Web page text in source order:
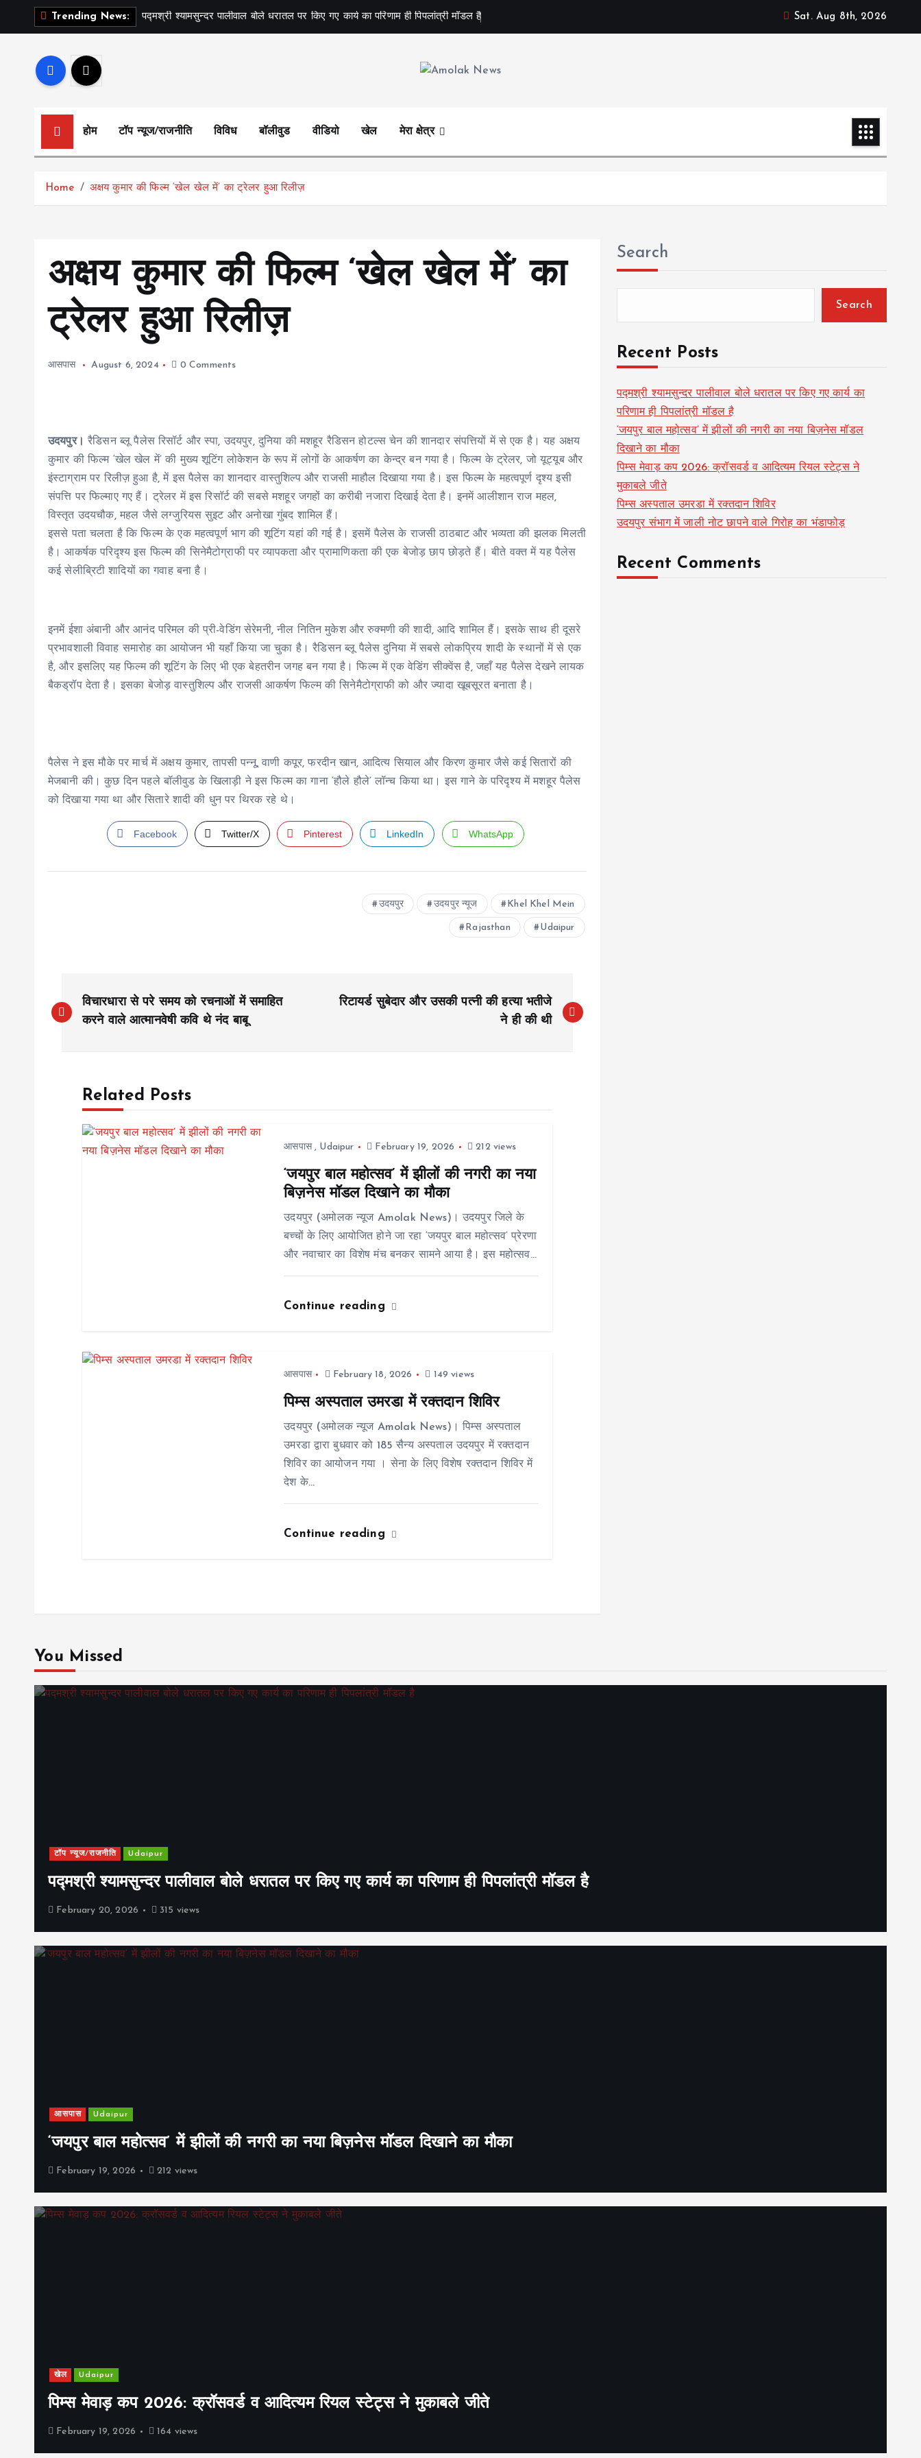
Trending News: पद्मश्री श्यामसुन्दर पालीवाल बोले धरातल पर किए गए कार्य का परिणाम ही पिपलांत्री मॉडल है Sat. Aug 8th, 2026
होम टॉप न्यूज/राजनीति विविध बॉलीवुड वीडियो खेल मेरा क्षेत्र
Home अक्षय कुमार की फिल्म ‘खेल खेल में’ का ट्रेलर हुआ रिलीज़
अक्षय कुमार की फिल्म ‘खेल खेल में’ का
ट्रेलर हुआ रिलीज़
आसपास August 6, 2024 0 Comments
उदयपुर।रैडिसन ब्लू पैलेस रिसॉर्ट और स्पा, उदयपुर, दुनिया की मशहूर रैडिसन होटल्स चेन की शानदार संपत्तियों में से एक है। यह अक्षय
कुमार की फिल्म ‘खेल खेल में’ की मुख्य शूटिंग लोकेशन के रूप में लोगों के आकर्षण का केन्द्र बन गया है। फिल्म के ट्रेलर, जो यूट्यूब और
इंस्टाग्राम पर रिलीज़ हुआ है, में इस पैलेस का शानदार वास्तुशिल्प और राजसी माहौल दिखाया गया है। इस फिल्म के महत्वपूर्ण दृश्य इसी
संपत्ति पर फिल्माए गए हैं। ट्रेलर में इस रिसॉर्ट की सबसे मशहूर जगहों का करीबी नजारा दिखाई देता है। इनमें आलीशान राज महल,
विस्तृत उदयचौक, महल जैसे लग्जुरियस सुइट और अनोखा गुंबद शामिल हैं।
इससे पता चलता है कि फिल्म के एक महत्वपूर्ण भाग की शूटिंग यहां की गई है। इसमें पैलेस के राजसी ठाठबाट और भव्यता की झलक मिलती
है। आकर्षक परिदृश्य इस फिल्म की सिनेमैटोग्राफी पर व्यापकता और प्रामाणिकता की एक बेजोड़ छाप छोड़ते हैं। बीते वक्त में यह पैलेस
कई सेलीब्रिटी शादियों का गवाह बना है।
इनमें ईशा अंबानी और आनंद परिमल की प्री-वेडिंग सेरेमनी, नील नितिन मुकेश और रुक्मणी की शादी, आदि शामिल हैं। इसके साथ ही दूसरे
प्रभावशाली विवाह समारोह का आयोजन भी यहाँ किया जा चुका है। रैडिसन ब्लू पैलेस दुनिया में सबसे लोकप्रिय शादी के स्थानों में से एक
है, और इसलिए यह फिल्म की शूटिंग के लिए भी एक बेहतरीन जगह बन गया है। फिल्म में एक वेडिंग सीक्वेंस है, जहाँ यह पैलेस देखने लायक
बैकड्रॉप देता है। इसका बेजोड़ वास्तुशिल्प और राजसी आकर्षण फिल्म की सिनेमैटोग्राफी को और ज्यादा खूबसूरत बनाता है।
पैलेस ने इस मौके पर मार्च में अक्षय कुमार, तापसी पन्नू, वाणी कपूर, फरदीन खान, आदित्य सियाल और किरण कुमार जैसे कई सितारों की
मेजबानी की। कुछ दिन पहले बॉलीवुड के खिलाड़ी ने इस फिल्म का गाना ‘हौले हौले’ लॉन्च किया था। इस गाने के परिदृश्य में मशहूर पैलेस
को दिखाया गया था और सितारे शादी की धुन पर थिरक रहे थे।
Facebook Twitter/X Pinterest LinkedIn WhatsApp
उदयपुर उदयपुर न्यूज Khel Khel Mein
Rajasthan Udaipur
o
विचारधारा से परे समय को रचनाओं में समाहित
करने वाले आत्मानवेषी कवि थे नंद बाबू
रिटायर्ड सुबेदार और उसकी पत्नी की हत्या भतीजे
ने ही की थी
Related Posts
आसपास, Udaipur February 19, 2026 212 views
‘जयपुर बाल महोत्सव’ में झीलों की नगरी का नया
बिज़नेस मॉडल दिखाने का मौका
उदयपुर (अमोलक न्यूज Amolak News)। उदयपुर जिले के
बच्चों के लिए आयोजित होने जा रहा ‘जयपुर बाल महोत्सव’ प्रेरणा
और नवाचार का विशेष मंच बनकर सामने आया है। इस महोत्सव…
Continue reading
आसपास February 18, 2026 149 views
पिम्स अस्पताल उमरडा में रक्तदान शिविर
उदयपुर (अमोलक न्यूज Amolak News)। पिम्स अस्पताल
उमरडा द्वारा बुधवार को 185 सैन्य अस्पताल उदयपुर में रक्तदान
शिविर का आयोजन गया । सेना के लिए विशेष रक्तदान शिविर में
देश के…
Continue reading
Search
Search
Recent Posts
पद्मश्री श्यामसुन्दर पालीवाल बोले धरातल पर किए गए कार्य का
परिणाम ही पिपलांत्री मॉडल है
‘जयपुर बाल महोत्सव’ में झीलों की नगरी का नया बिज़नेस मॉडल
दिखाने का मौका
पिम्स मेवाड़ कप 2026: क्रॉसवर्ड व आदित्यम रियल स्टेट्स ने
मुकाबले जीते
पिम्स अस्पताल उमरडा में रक्तदान शिविर
उदयपुर संभाग में जाली नोट छापने वाले गिरोह का भंडाफोड़
Recent Comments
You Missed
टॉप न्यूज/राजनीति Udaipur
पद्मश्री श्यामसुन्दर पालीवाल बोले धरातल पर किए गए कार्य का परिणाम ही पिपलांत्री मॉडल है
February 20, 2026 315 views
आसपास Udaipur
‘जयपुर बाल महोत्सव’ में झीलों की नगरी का नया बिज़नेस मॉडल दिखाने का मौका
February 19, 2026 212 views
खेल Udaipur
पिम्स मेवाड़ कप 2026: क्रॉसवर्ड व आदित्यम रियल स्टेट्स ने मुकाबले जीते
February 19, 2026 164 views